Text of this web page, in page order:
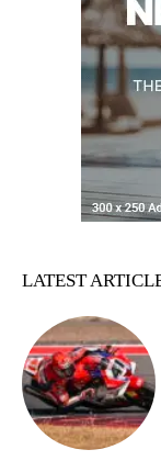
LATEST